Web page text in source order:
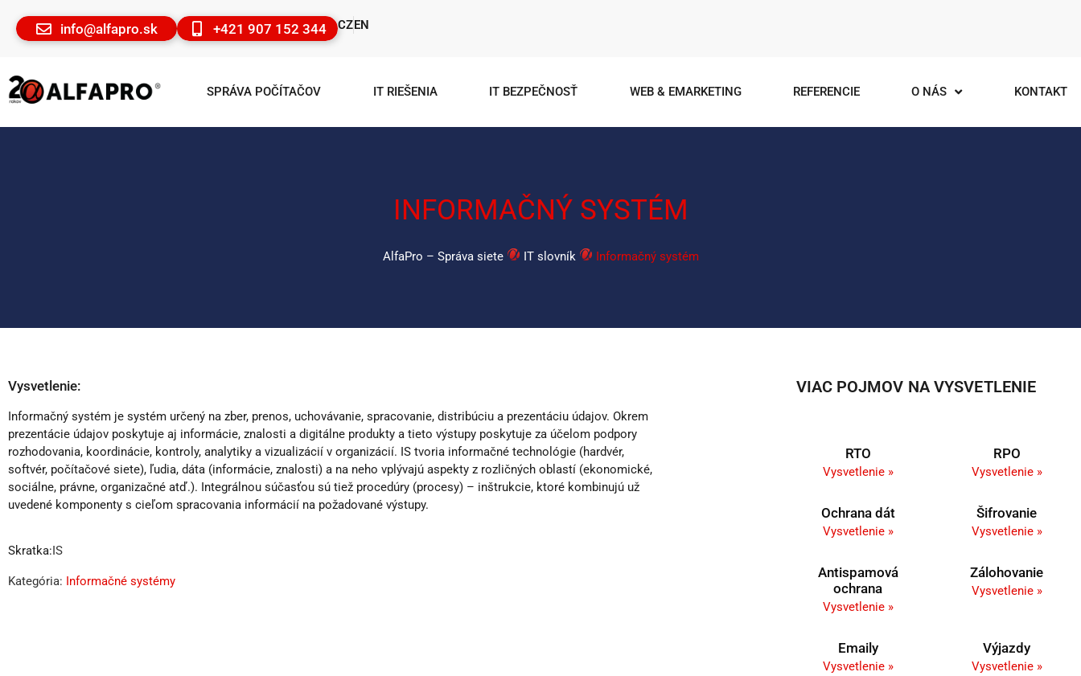
info@alfapro.sk +421 907 152 344 CZEN
SPRÁVA POČÍTAČOV IT RIEŠENIA IT BEZPEČNOSŤ WEB & EMARKETING REFERENCIE O NÁS KONTAKT
INFORMAČNÝ SYSTÉM
AlfaPro – Správa siete IT slovník Informačný systém
Vysvetlenie:
Informačný systém je systém určený na zber, prenos, uchovávanie, spracovanie, distribúciu a prezentáciu údajov. Okrem
prezentácie údajov poskytuje aj informácie, znalosti a digitálne produkty a tieto výstupy poskytuje za účelom podpory
rozhodovania, koordinácie, kontroly, analytiky a vizualizácií v organizácií. IS tvoria informačné technológie (hardvér,
softvér, počítačové siete), ľudia, dáta (informácie, znalosti) a na neho vplývajú aspekty z rozličných oblastí (ekonomické,
sociálne, právne, organizačné atď.). Integrálnou súčasťou sú tiež procedúry (procesy) – inštrukcie, ktoré kombinujú už
uvedené komponenty s cieľom spracovania informácií na požadované výstupy.
Skratka:IS
Kategória: Informačné systémy
VIAC POJMOV NA VYSVETLENIE
RTO
Vysvetlenie »
RPO
Vysvetlenie »
Ochrana dát
Vysvetlenie »
Šifrovanie
Vysvetlenie »
Antispamová
ochrana
Vysvetlenie »
Zálohovanie
Vysvetlenie »
Emaily
Vysvetlenie »
Výjazdy
Vysvetlenie »